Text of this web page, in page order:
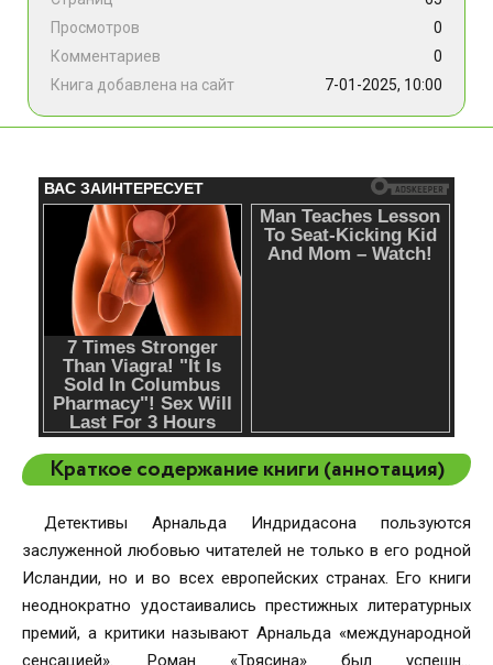
Просмотров
0
Комментариев
0
Книга добавлена на сайт
7-01-2025, 10:00
Краткое содержание книги (аннотация)
Детективы Арнальда Индридасона пользуются
заслуженной любовью читателей не только в его родной
Исландии, но и во всех европейских странах. Его книги
неоднократно удостаивались престижных литературных
премий, а критики называют Арнальда «международной
сенсацией». Роман «Трясина» был успешно